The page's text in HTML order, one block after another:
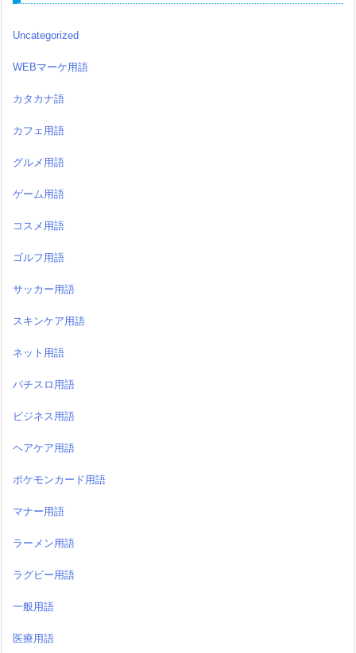
Uncategorized
WEBマーケ用語
カタカナ語
カフェ用語
グルメ用語
ゲーム用語
コスメ用語
ゴルフ用語
サッカー用語
スキンケア用語
ネット用語
パチスロ用語
ビジネス用語
ヘアケア用語
ポケモンカード用語
マナー用語
ラーメン用語
ラグビー用語
一般用語
医療用語